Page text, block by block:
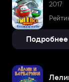
2017
Подробнее